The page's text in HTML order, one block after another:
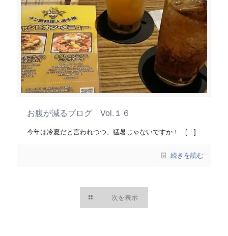
お腹が減るブログ Vol.１６
今年は冷夏だと言われつつ、猛暑じゃないですか！ […]
続きを読む
次を表示